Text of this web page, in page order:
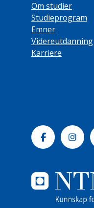
Om studier
Studieprogram
Emner
Videreutdanning
Karriere
Facebook